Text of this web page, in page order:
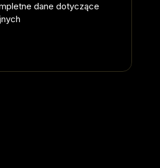
dane dotyczące